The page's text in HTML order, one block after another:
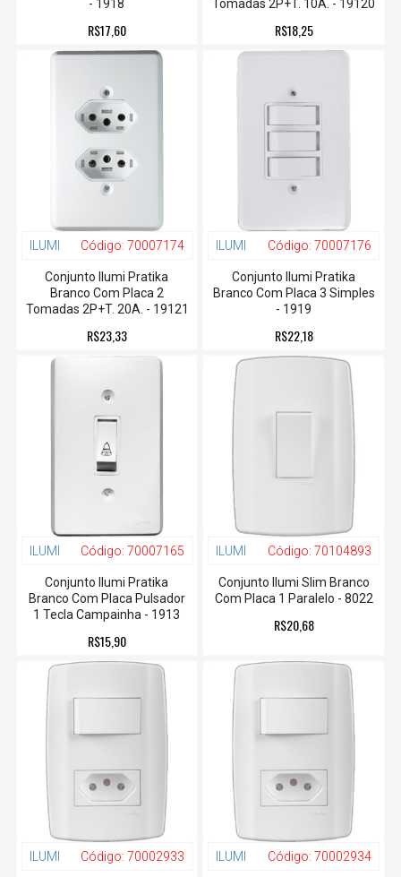
- 1918
R$17,60
Tomadas 2P+T. 10A. - 19120
R$18,25
ILUMI Código: 70007174
Conjunto Ilumi Pratika
Branco Com Placa 2
Tomadas 2P+T. 20A. - 19121
R$23,33
ILUMI Código: 70007176
Conjunto Ilumi Pratika
Branco Com Placa 3 Simples
- 1919
R$22,18
ILUMI Código: 70007165
Conjunto Ilumi Pratika
Branco Com Placa Pulsador
1 Tecla Campainha - 1913
R$15,90
ILUMI Código: 70104893
Conjunto Ilumi Slim Branco
Com Placa 1 Paralelo - 8022
R$20,68
ILUMI Código: 70002933 ILUMI Código: 70002934